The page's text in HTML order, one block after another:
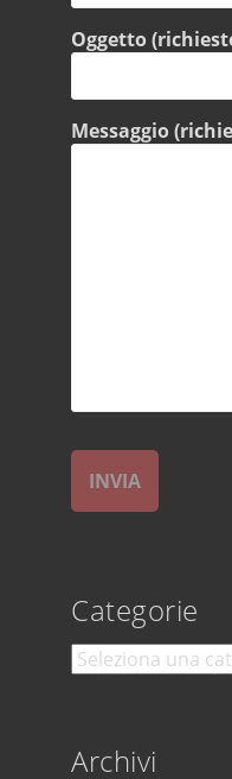
Oggetto
Messaggio
Categorie
Categorie
Archivi